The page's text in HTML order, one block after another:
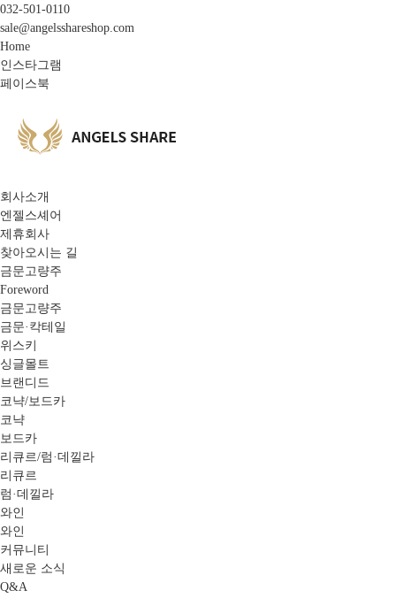
032-501-0110
sale@angelsshareshop.com
Home
인스타그램
페이스북
회사소개
엔젤스셰어
제휴회사
찾아오시는 길
금문고량주
Foreword
금문고량주
금문·칵테일
위스키
싱글몰트
브랜디드
코냑/보드카
코냑
보드카
리큐르/럼·데낄라
리큐르
럼·데낄라
와인
와인
커뮤니티
새로운 소식
Q&A